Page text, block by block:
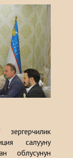
салууну
облусунун